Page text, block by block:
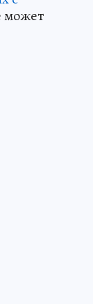
может